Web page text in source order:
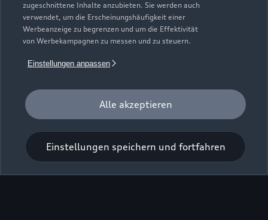
zugeschnittene Inhalte anzubieten. Sie werden auch
verwendet, um die Erscheinungshäufigkeit einer
Werbeanzeige zu begrenzen und um die Effektivität
von Werbekampagnen zu messen und zu steuern.
Einstellungen anpassen
Alle akzeptieren
Einstellungen speichern und fortfahren
Zur Inspektion